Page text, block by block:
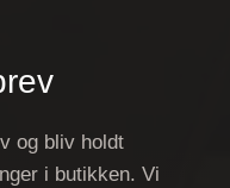
og bliv holdt
i butikken. Vi